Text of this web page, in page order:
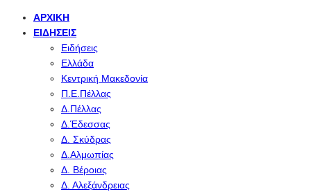
ΑΡΧΙΚΉ
ΕΙΔΉΣΕΙΣ
Ειδήσεις
Ελλάδα
Κεντρική Μακεδονία
Π.Ε.Πέλλας
Δ.Πέλλας
Δ.Έδεσσας
Δ. Σκύδρας
Δ.Αλμωπίας
Δ. Βέροιας
Δ. Αλεξάνδρειας